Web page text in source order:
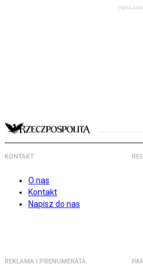
KONTAKT
O nas
Kontakt
Napisz do nas
REKLAMA I PRENUMERATA